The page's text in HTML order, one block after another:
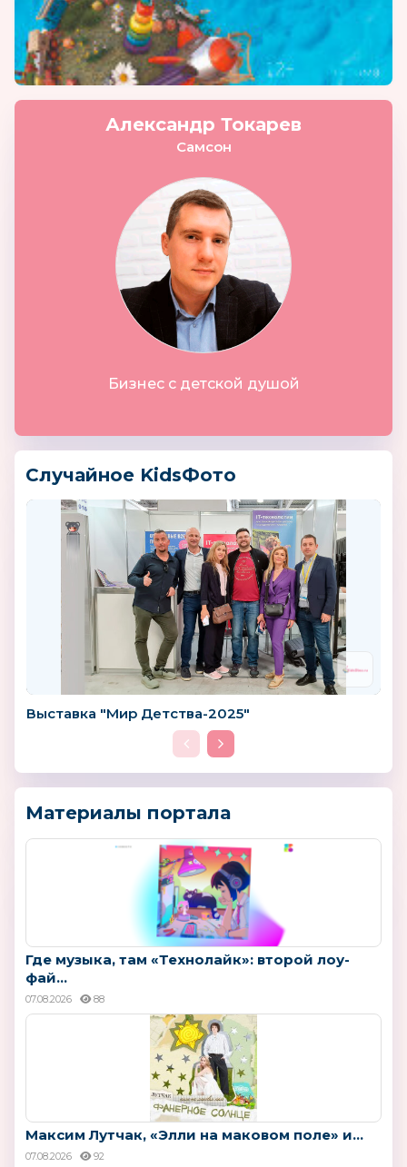
Александр Токарев
Самсон
Бизнес с детской душой
Случайное KidsФото
Выставка "Мир Детства-2025"
Материалы портала
Где музыка, там «Технолайк»: второй лоу-
фай...
07.08.2026 88
Максим Лутчак, «Элли на маковом поле» и...
07.08.2026 92